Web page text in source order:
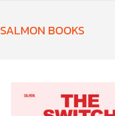
SALMON BOOKS